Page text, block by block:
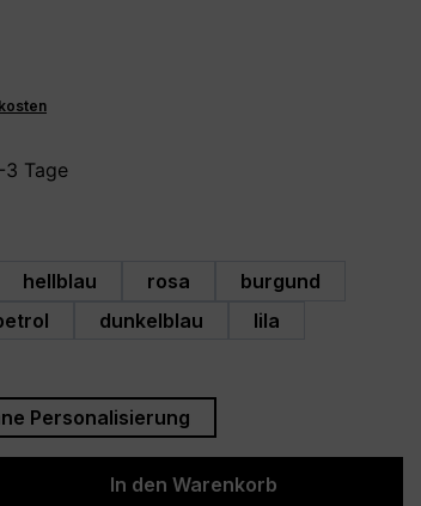
3 Tage
hellblau rosa
burgund
dunkelblau lila
Personalisierung
den gewünschten Wert
In den Warenkorb